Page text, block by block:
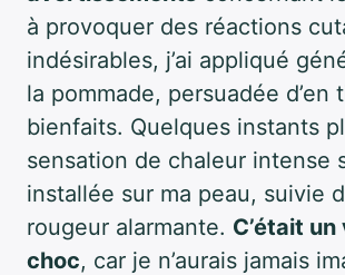
à provoquer des réactions
indésirables, j’ai appliqué
la pommade, persuadée d’en
bienfaits. Quelques instants
sensation de chaleur intense
installée sur ma peau, suivie
rougeur alarmante. C’était
choc, car je n’aurais jamais